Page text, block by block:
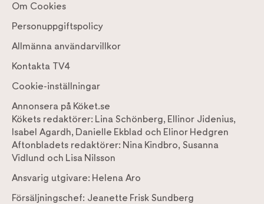
Om Cookies
Personuppgiftspolicy
Allmänna användarvillkor
Kontakta TV4
Cookie-inställningar
Annonsera på Köket.se
Kökets redaktörer: Lina Schönberg, Ellinor Jidenius,
Isabel Agardh, Danielle Ekblad och Elinor Hedgren
Aftonbladets redaktörer: Nina Kindbro, Susanna
Vidlund och Lisa Nilsson
Ansvarig utgivare: Helena Aro
Försäljningschef: Jeanette Frisk Sundberg